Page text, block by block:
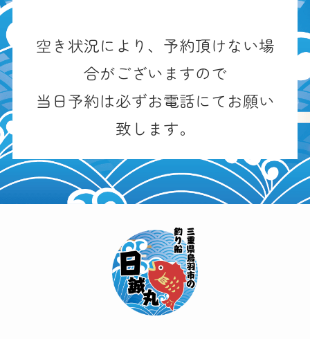
空き状況により、予約頂けない場
合がございますので
当日予約は必ずお電話にてお願い
致します。